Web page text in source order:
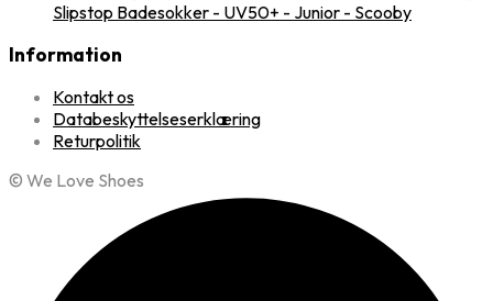
Slipstop Badesokker - UV50+ - Junior - Scooby
Information
Kontakt os
Databeskyttelseserklæring
Returpolitik
© We Love Shoes